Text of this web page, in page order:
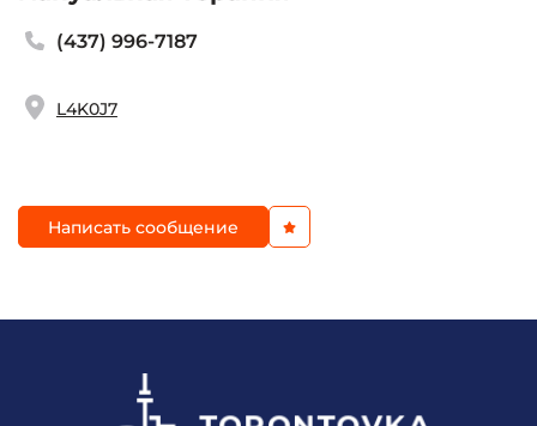
(437) 996-7187
L4K0J7
Написать сообщение